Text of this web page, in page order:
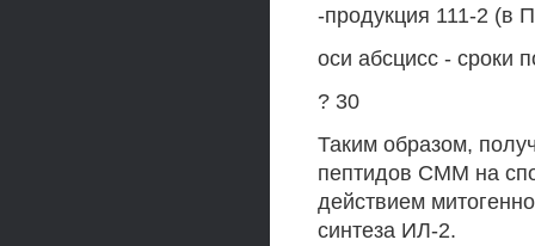
-продукция 111-2 (в
оси абсцисс - сроки
? 30
Таким образом,
пептидов СММ на
действием
синтеза ИЛ-2.